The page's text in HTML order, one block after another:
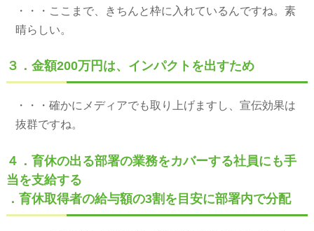
・・・ここまで、きちんと枠に入れているんですね。素
晴らしい。
３．金額200万円は、インパクトを出すため
・・・確かにメディアでも取り上げますし、宣伝効果は
抜群ですね。
４．育休の出る部署の業務をカバーする社員にも手
当を支給する
．育休取得者の給与額の3割を目安に部署内で分配